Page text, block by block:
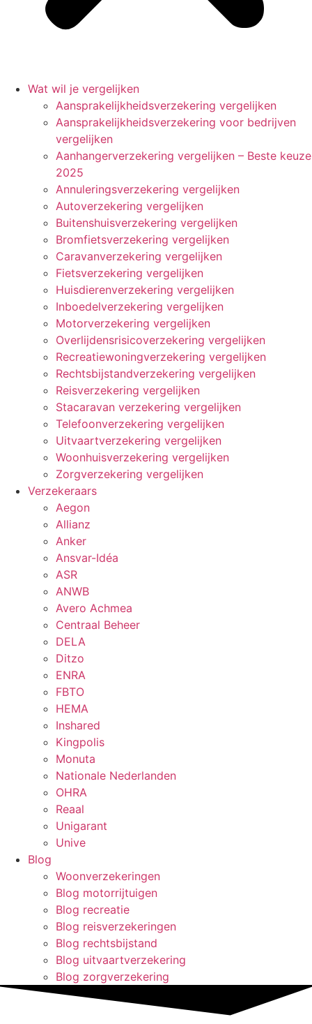
Wat wil je vergelijken
Aansprakelijkheidsverzekering vergelijken
Aansprakelijkheidsverzekering voor bedrijven
vergelijken
Aanhangerverzekering vergelijken – Beste keuze
2025
Annuleringsverzekering vergelijken
Autoverzekering vergelijken
Buitenshuisverzekering vergelijken
Bromfietsverzekering vergelijken
Caravanverzekering vergelijken
Fietsverzekering vergelijken
Huisdierenverzekering vergelijken
Inboedelverzekering vergelijken
Motorverzekering vergelijken
Overlijdensrisicoverzekering vergelijken
Recreatiewoningverzekering vergelijken
Rechtsbijstandverzekering vergelijken
Reisverzekering vergelijken
Stacaravan verzekering vergelijken
Telefoonverzekering vergelijken
Uitvaartverzekering vergelijken
Woonhuisverzekering vergelijken
Zorgverzekering vergelijken
Verzekeraars
Aegon
Allianz
Anker
Ansvar-Idéa
ASR
ANWB
Avero Achmea
Centraal Beheer
DELA
Ditzo
ENRA
FBTO
HEMA
Inshared
Kingpolis
Monuta
Nationale Nederlanden
OHRA
Reaal
Unigarant
Unive
Blog
Woonverzekeringen
Blog motorrijtuigen
Blog recreatie
Blog reisverzekeringen
Blog rechtsbijstand
Blog uitvaartverzekering
Blog zorgverzekering